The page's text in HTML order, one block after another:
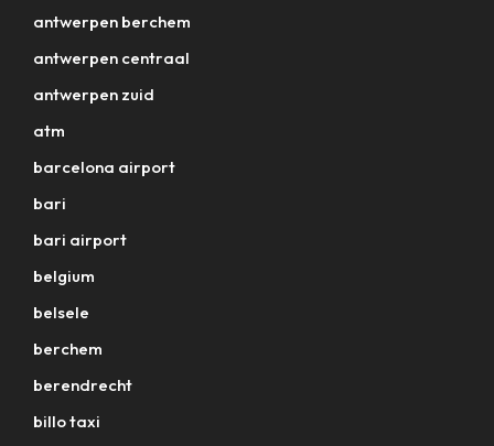
antwerpen berchem
antwerpen centraal
antwerpen zuid
atm
barcelona airport
bari
bari airport
belgium
belsele
berchem
berendrecht
billo taxi